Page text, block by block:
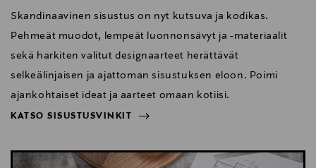
Skandinaavinen sisustus on nyt kutsuva ja kodikas.
Pehmeät muodot, lempeät luonnonsävyt ja -materiaalit
sekä harkiten valitut designaarteet herättävät
selkeälinjaisen ja ajattoman sisustuksen eloon. Poimi
ajankohtaiset ideat ja aarteet omaan kotiisi.
KATSO SISUSTUSVINKIT
KATSO SISUSTUSVINKIT